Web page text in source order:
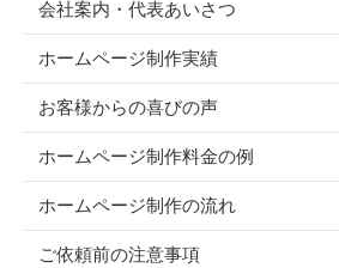
会社案内・代表あいさつ
ホームページ制作実績
お客様からの喜びの声
ホームページ制作料金の例
ホームページ制作の流れ
ご依頼前の注意事項